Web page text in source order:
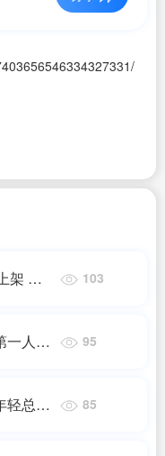
架 适
103
一人称
95
轻总
85